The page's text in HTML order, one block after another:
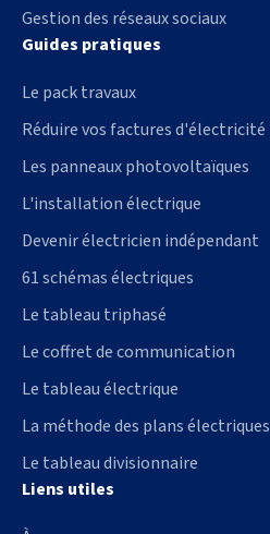
Gestion des réseaux sociaux
Guides pratiques
Le pack travaux
Réduire vos factures d'électricité
Les panneaux photovoltaïques
L'installation électrique
Devenir électricien indépendant
61 schémas électriques
Le tableau triphasé
Le coffret de communication
Le tableau électrique
La méthode des plans électriques
Le tableau divisionnaire
Liens utiles